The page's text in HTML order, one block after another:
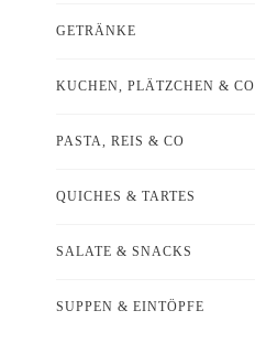
GETRÄNKE
KUCHEN, PLÄTZCHEN & CO
PASTA, REIS & CO
QUICHES & TARTES
SALATE & SNACKS
SUPPEN & EINTÖPFE